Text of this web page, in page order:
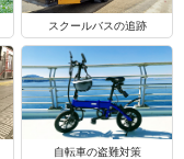
スクールバスの追跡
自転車の盗難対策